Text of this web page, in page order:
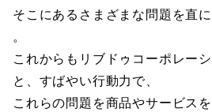
そこにあるさまざまな問題を直
。
これからもリブドゥコーポレー
と、すばやい行動力で、
これらの問題を商品やサービス